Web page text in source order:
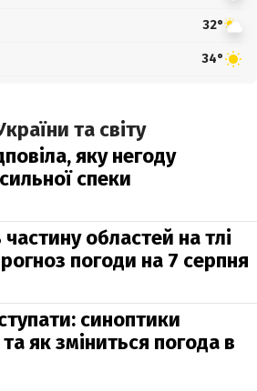
32°
34°
та світу
яку негоду
спеки
областей на тлі
погоди на 7 серпня
синоптики
як зміниться погода в